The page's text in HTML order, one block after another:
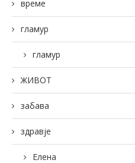
време
гламур
гламур
ЖИВОТ
забава
здравје
Елена